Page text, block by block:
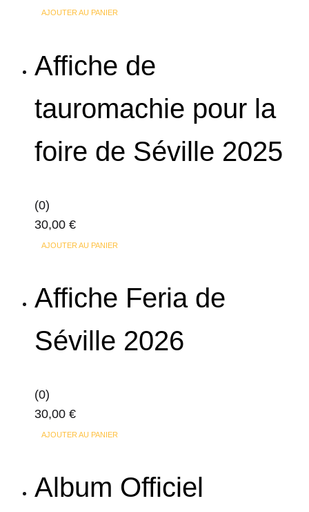
AJOUTER AU PANIER
Affiche de
tauromachie pour la
foire de Séville 2025
(0)
30,00 €
AJOUTER AU PANIER
Affiche Feria de
Séville 2026
(0)
30,00 €
AJOUTER AU PANIER
Album Officiel